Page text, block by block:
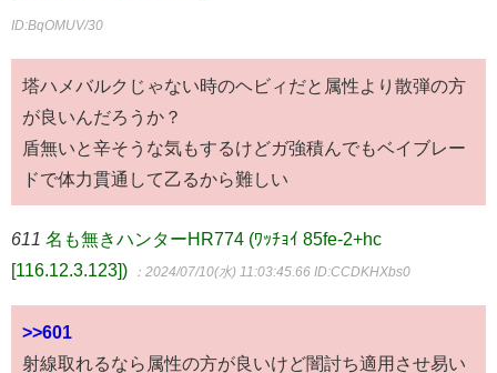
ID:BqOMUV/30
塔ハメバルクじゃない時のヘビィだと属性より散弾の方
が良いんだろうか？
盾無いと辛そうな気もするけどガ強積んでもベイブレー
ドで体力貫通して乙るから難しい
611 名も無きハンターHR774 (ﾜｯﾁｮｲ 85fe-2+hc
[116.12.3.123])
：2024/07/10(水) 11:03:45.66 ID:CCDKHXbs0
>>601
射線取れるなら属性の方が良いけど闇討ち適用させ易い